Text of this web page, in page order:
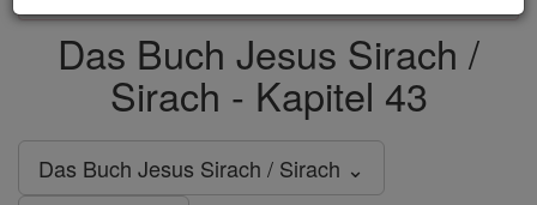
Das Buch Jesus Sirach /
Sirach - Kapitel 43
Das Buch Jesus Sirach / Sirach ⌄